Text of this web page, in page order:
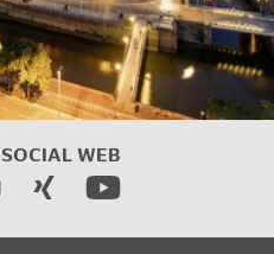
SOCIAL WEB